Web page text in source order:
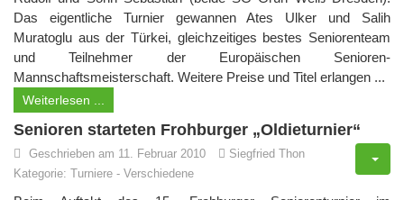
Das eigentliche Turnier gewannen Ates Ulker und Salih
Muratoglu aus der Türkei, gleichzeitiges bestes Seniorenteam
und Teilnehmer der Europäischen Senioren-
Mannschaftsmeisterschaft. Weitere Preise und Titel erlangen ...
Weiterlesen ...
Senioren starteten Frohburger „Oldieturnier“
Geschrieben am 11. Februar 2010
Siegfried Thon
Kategorie: Turniere - Verschiedene